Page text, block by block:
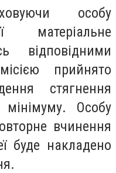
особу
матеріальне
відповідними
прийнято
стягнення
Особу
вчинення
буде накладено